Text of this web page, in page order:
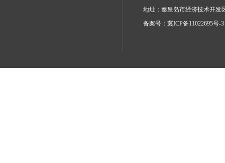
地址：秦皇岛市经济技术开发
备案号： 冀ICP备11022695号-3